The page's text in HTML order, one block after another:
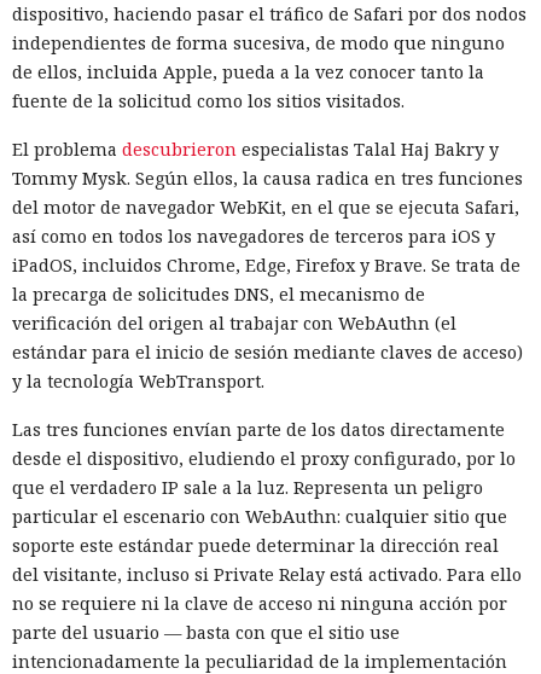
dispositivo, haciendo pasar el tráfico de Safari por dos nodos
independientes de forma sucesiva, de modo que ninguno
de ellos, incluida Apple, pueda a la vez conocer tanto la
fuente de la solicitud como los sitios visitados.
El problema descubrieron especialistas Talal Haj Bakry y
Tommy Mysk. Según ellos, la causa radica en tres funciones
del motor de navegador WebKit, en el que se ejecuta Safari,
así como en todos los navegadores de terceros para iOS y
iPadOS, incluidos Chrome, Edge, Firefox y Brave. Se trata de
la precarga de solicitudes DNS, el mecanismo de
verificación del origen al trabajar con WebAuthn (el
estándar para el inicio de sesión mediante claves de acceso)
y la tecnología WebTransport.
Las tres funciones envían parte de los datos directamente
desde el dispositivo, eludiendo el proxy configurado, por lo
que el verdadero IP sale a la luz. Representa un peligro
particular el escenario con WebAuthn: cualquier sitio que
soporte este estándar puede determinar la dirección real
del visitante, incluso si Private Relay está activado. Para ello
no se requiere ni la clave de acceso ni ninguna acción por
parte del usuario — basta con que el sitio use
intencionadamente la peculiaridad de la implementación